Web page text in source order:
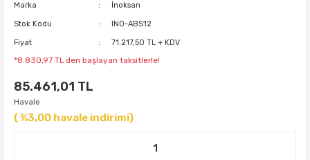
Marka İnoksan
Stok Kodu INO-ABS12
Fiyat 71.217,50 TL + KDV
*8.830,97 TL den başlayan taksitlerle!
85.461,01 TL
Havale
( %3,00 havale indirimi)